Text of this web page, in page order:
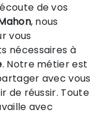
de vos
, nous
vous
nécessaires à
. Notre métier est
avec vous
de réussir. Toute
avec